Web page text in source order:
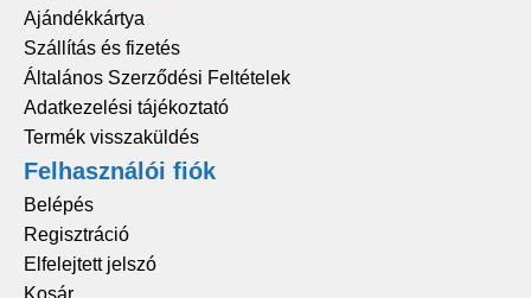
Ajándékkártya
Szállítás és fizetés
Általános Szerződési Feltételek
Adatkezelési tájékoztató
Termék visszaküldés
Felhasználói fiók
Belépés
Regisztráció
Elfelejtett jelszó